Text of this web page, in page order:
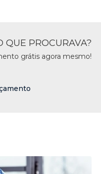
QUE PROCURAVA?
grátis agora mesmo!